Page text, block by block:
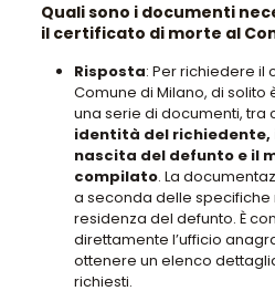
Quali sono i documenti
il certificato di morte al
Risposta: Per richiedere il
Comune di Milano, di
una serie di documenti, tra
identità del
nascita del defunto e il
compilato. La
a seconda delle specifiche
residenza del defunto. È
direttamente l’ufficio
ottenere un elenco
richiesti.